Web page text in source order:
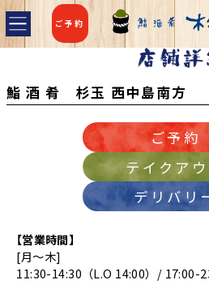
ご予約
鮨 酒 肴 杉玉 西中島南方
ご予約
テイクアウ
デリバリ
【営業時間】
[月～木]
11:30-14:30（L.O 14:00）/ 17:00-